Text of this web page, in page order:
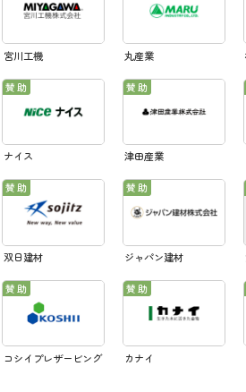
宮川工機 丸産業
ナイス 津田産業
双日建材 ジャパン建材
コシイプレザービング カナイ